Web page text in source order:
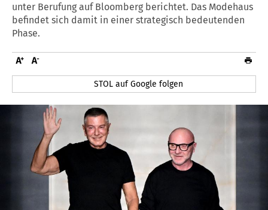
unter Berufung auf Bloomberg berichtet. Das Modehaus
befindet sich damit in einer strategisch bedeutenden
Phase.
STOL auf Google folgen